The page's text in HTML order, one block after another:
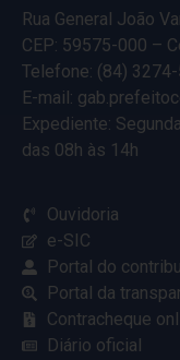
Rua General João
CEP: 59575-000 –
Telefone: (84)
E-mail:
Expediente:
das 08h às 14h
Ouvidoria
e-SIC
Portal do
Portal da
Contracheque
Diário oficial